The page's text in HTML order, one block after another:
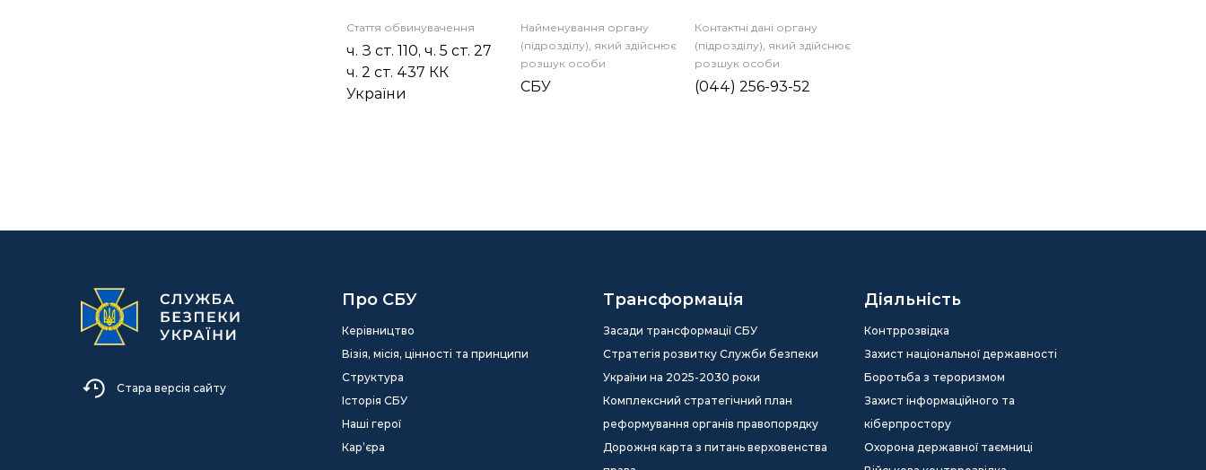
Стаття обвинувачення
ч. З ст. 110, ч. 5 ст. 27
ч. 2 ст. 437 КК
України
Найменування органу
(підрозділу), який здійснює
розшук особи
СБУ
Контактні дані органу
(підрозділу), який здійснює
розшук особи
(044) 256-93-52
Стара версія сайту
Про СБУ
Керівництво
Візія, місія, цінності та принципи
Структура
Історія СБУ
Наші герої
Кар’єра
Трансформація
Засади трансформації СБУ
Стратегія розвитку Служби безпеки
України на 2025-2030 роки
Комплексний стратегічний план
реформування органів правопорядку
Дорожня карта з питань верховенства
Діяльність
Контррозвідка
Захист національної державності
Боротьба з тероризмом
Захист інформаційного та
кіберпростору
Охорона державної таємниці